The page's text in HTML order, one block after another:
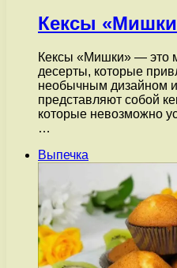
Кексы
Кексы «Мишки» — это
десерты, которые
необычным дизайном
представляют собой
которые невозможно
…
Выпечка